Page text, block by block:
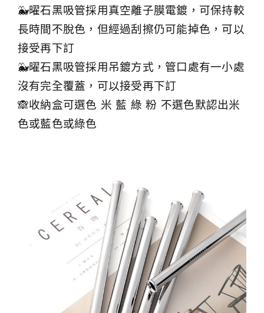
🐳曜石黑吸管採用真空離子膜電鍍，可保持較
長時間不脫色，但經過刮擦仍可能掉色，可以
接受再下訂
🐳曜石黑吸管採用吊鍍方式，管口處有一小處
沒有完全覆蓋，可以接受再下訂
🙈收納盒可選色 米 藍 綠 粉 不選色默認出米
色或藍色或綠色